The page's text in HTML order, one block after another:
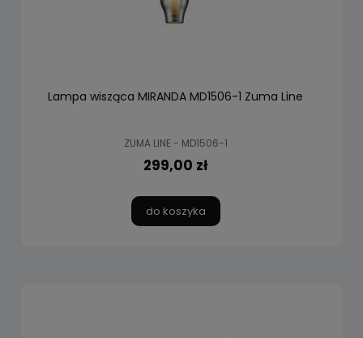
Lampa wisząca MIRANDA MD1506-1 Zuma Line
ZUMA LINE - MD1506-1
299,00 zł
do koszyka